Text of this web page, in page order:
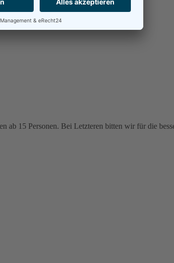
15 Personen. Bei Letzteren bitten wir für die